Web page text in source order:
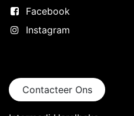
Facebook
Instagram
Contacteer Ons